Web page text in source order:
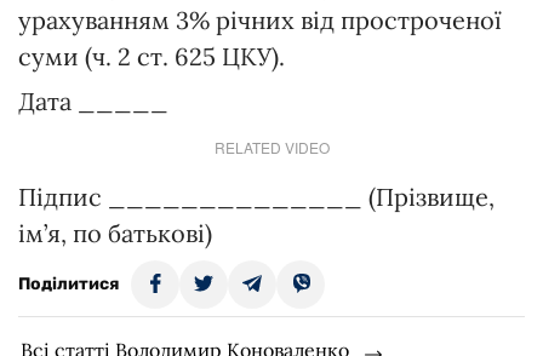
урахуванням 3% річних від простроченої
суми (ч. 2 ст. 625 ЦКУ).
Дата _____
RELATED VIDEO
Підпис ______________ (Прізвище,
ім’я, по батькові)
Поділитися
Всі статті Володимир Коноваленко